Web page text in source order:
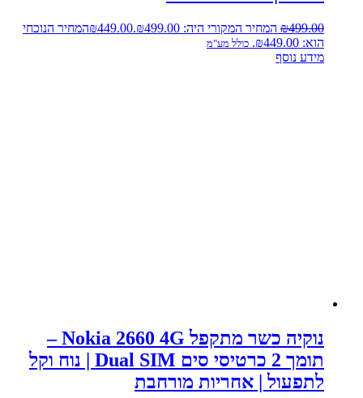
₪499.00 המחיר המקורי היה: ₪499.00. ₪449.00
המחיר הנוכחי
הוא: ₪449.00.
כולל מע"מ
מידע נוסף
נוקיה כשר מתקפל Nokia 2660 4G –
תומך 2 כרטיסי סים Dual SIM | נוח וקל
לתפעול | אחריות מורחבת